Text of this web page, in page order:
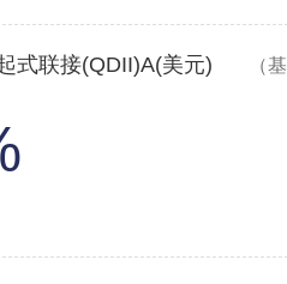
式联接(QDII)A(美元) （